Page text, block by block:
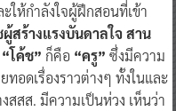
ให้กำลังใจผู้ฝึกสอนที่เข้า
ผู้สร้างแรงบันดาลใจ สาน
โค้ช” ก็คือ “ครู” ซึ่งมีความ
อดเรื่องราวต่างๆ ทั้งในและ
สสส. มีความเป็นห่วง เห็นว่า